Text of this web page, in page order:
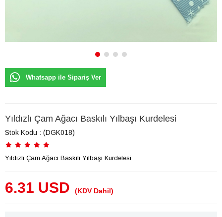
Whatsapp ile Sipariş Ver
Yıldızlı Çam Ağacı Baskılı Yılbaşı Kurdelesi
Stok Kodu (DGK018)
Yıldızlı Çam Ağacı Baskılı Yılbaşı Kurdelesi
6.31 USD (KDV Dahil)